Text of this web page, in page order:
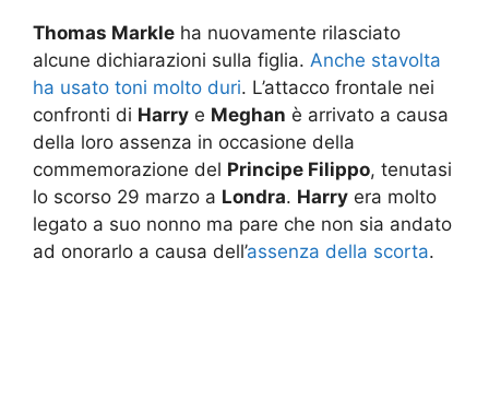
Thomas Markle ha nuovamente rilasciato
alcune dichiarazioni sulla figlia. Anche stavolta
ha usato toni molto duri. L’attacco frontale nei
confronti di Harry e Meghan è arrivato a causa
della loro assenza in occasione della
commemorazione del Principe Filippo, tenutasi
lo scorso 29 marzo a Londra. Harry era molto
legato a suo nonno ma pare che non sia andato
ad onorarlo a causa dell’assenza della scorta.